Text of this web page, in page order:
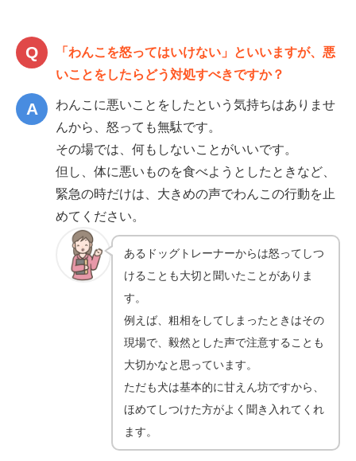
「わんこを怒ってはいけない」といいますが、悪
いことをしたらどう対処すべきですか？
わんこに悪いことをしたという気持ちはありませ
んから、怒っても無駄です。
その場では、何もしないことがいいです。
但し、体に悪いものを食べようとしたときなど、
緊急の時だけは、大きめの声でわんこの行動を止
めてください。
あるドッグトレーナーからは怒ってしつ
けることも大切と聞いたことがありま
す。
例えば、粗相をしてしまったときはその
現場で、毅然とした声で注意することも
大切かなと思っています。
ただも犬は基本的に甘えん坊ですから、
ほめてしつけた方がよく聞き入れてくれ
ます。